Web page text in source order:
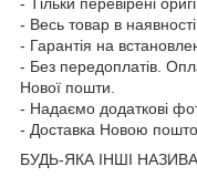
- Весь товар в наявності
- Гарантія на
- Без передоплатів.
Нової пошти.
- Надаємо додаткові
- Доставка Новою
БУДЬ-ЯКА ІНШІ